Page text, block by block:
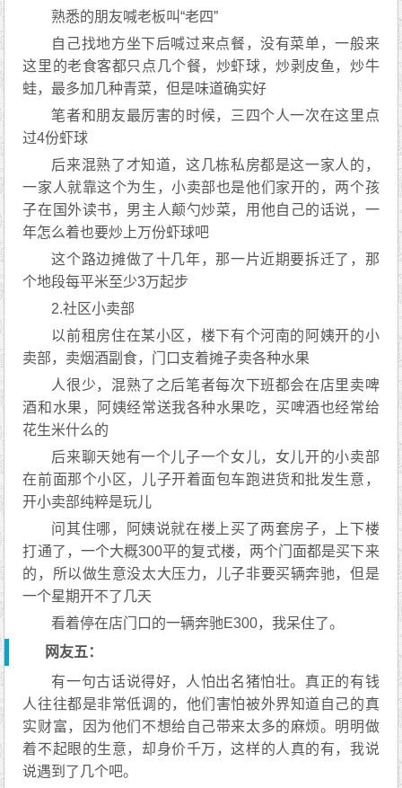
熟悉的朋友喊老板叫“老四”
自己找地方坐下后喊过来点餐，没有菜单，一般来
这里的老食客都只点几个餐，炒虾球，炒剥皮鱼，炒牛
蛙，最多加几种青菜，但是味道确实好
笔者和朋友最厉害的时候，三四个人一次在这里点
过4份虾球
后来混熟了才知道，这几栋私房都是这一家人的，
一家人就靠这个为生，小卖部也是他们家开的，两个孩
子在国外读书，男主人颠勺炒菜，用他自己的话说，一
年怎么着也要炒上万份虾球吧
这个路边摊做了十几年，那一片近期要拆迁了，那
个地段每平米至少3万起步
2.社区小卖部
以前租房住在某小区，楼下有个河南的阿姨开的小
卖部，卖烟酒副食，门口支着摊子卖各种水果
人很少，混熟了之后笔者每次下班都会在店里卖啤
酒和水果，阿姨经常送我各种水果吃，买啤酒也经常给
花生米什么的
后来聊天她有一个儿子一个女儿，女儿开的小卖部
在前面那个小区，儿子开着面包车跑进货和批发生意，
开小卖部纯粹是玩儿
问其住哪，阿姨说就在楼上买了两套房子，上下楼
打通了，一个大概300平的复式楼，两个门面都是买下来
的，所以做生意没太大压力，儿子非要买辆奔驰，但是
一个星期开不了几天
看着停在店门口的一辆奔驰E300，我呆住了。
网友五：
有一句古话说得好，人怕出名猪怕壮。真正的有钱
人往往都是非常低调的，他们害怕被外界知道自己的真
实财富，因为他们不想给自己带来太多的麻烦。明明做
着不起眼的生意，却身价千万，这样的人真的有，我说
说遇到了几个吧。